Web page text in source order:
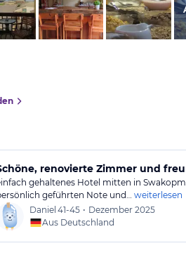
von Peter, August 2023
renovierte Zimmer und
gehaltenes Hotel mitten in
geführten Note und… weiterlesen
Daniel 41-45 • Dezember 2025
Aus Deutschland